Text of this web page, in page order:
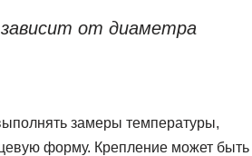
от диаметра
замеры температуры,
форму. Крепление может быть